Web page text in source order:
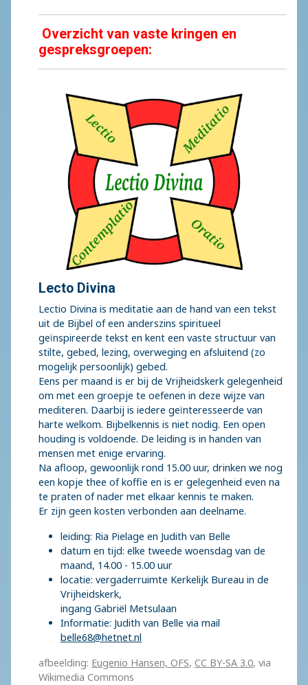
Overzicht van vaste kringen en
gespreksgroepen:
Lecto Divina
Lectio Divina is meditatie aan de hand van een tekst
uit de Bijbel of een anderszins spiritueel
geïnspireerde tekst en kent een vaste structuur van
stilte, gebed, lezing, overweging en afsluitend (zo
mogelijk persoonlijk) gebed.
Eens per maand is er bij de Vrijheidskerk gelegenheid
om met een groepje te oefenen in deze wijze van
mediteren. Daarbij is iedere geïnteresseerde van
harte welkom. Bijbelkennis is niet nodig. Een open
houding is voldoende. De leiding is in handen van
mensen met enige ervaring.
Na afloop, gewoonlijk rond 15.00 uur, drinken we nog
een kopje thee of koffie en is er gelegenheid even na
te praten of nader met elkaar kennis te maken.
Er zijn geen kosten verbonden aan deelname.
leiding: Ria Pielage en Judith van Belle
datum en tijd: elke tweede woensdag van de
maand, 14.00 - 15.00 uur
locatie: vergaderruimte Kerkelijk Bureau in de
Vrijheidskerk,
ingang Gabriël Metsulaan
Informatie: Judith van Belle via mail
belle68@hetnet.nl
afbeelding: Eugenio Hansen, OFS, CC BY-SA 3.0, via
Wikimedia Commons